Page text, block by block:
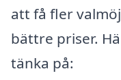
att få fler
bättre priser.
tänka på: